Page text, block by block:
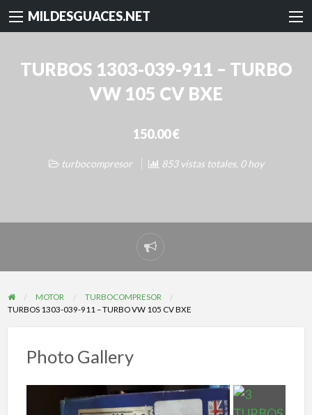
MILDESGUACES.NET
TURBOS 1303-039-911 – TURBO
VW 105 CV BXE
150.00 €
turbocompresor 853 vistas totales, 0 hoy
Reportar
problema
MOTOR
TURBOCOMPRESOR
TURBOS 1303-039-911 – TURBO VW 105 CV BXE
Photo Gallery